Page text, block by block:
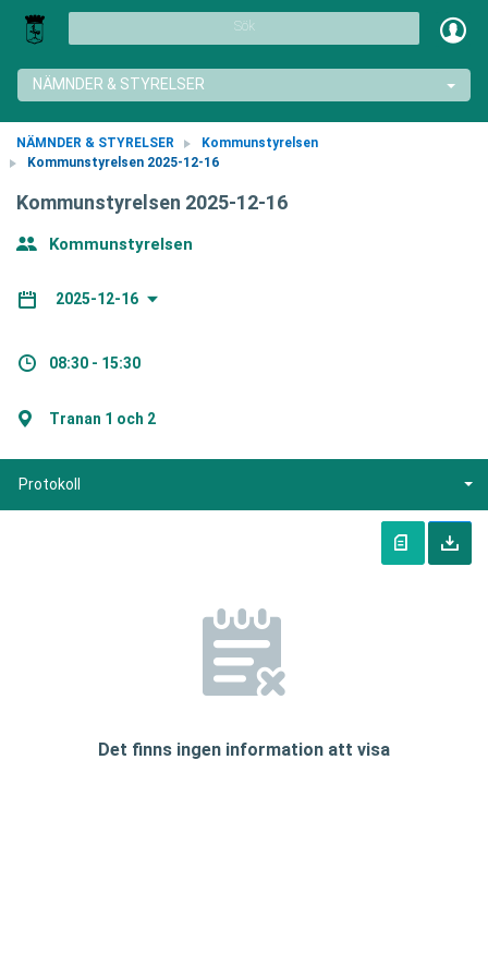
Sök
NÄMNDER & STYRELSER
NÄMNDER & STYRELSER
Kommunstyrelsen
Kommunstyrelsen 2025-12-16
Kommunstyrelsen 2025-12-16
Kommunstyrelsen
2025-12-16
08:30 - 15:30
Tranan 1 och 2
Protokoll
Det finns ingen information att visa